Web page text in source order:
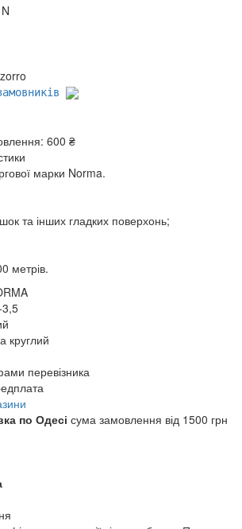
600 ₴
марки Norma.
та інших гладких поверхонь;
метрів.
круглий
перевізника
по Одесі сума замовлення від 1500 грн